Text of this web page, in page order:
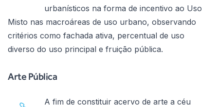
urbanísticos na forma de incentivo ao Uso
Misto nas macroáreas de uso urbano, observando
critérios como fachada ativa, percentual de uso
diverso do uso principal e fruição pública.
Arte Pública
A fim de constituir acervo de arte a céu